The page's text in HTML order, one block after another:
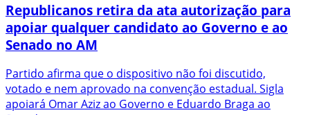
Republicanos retira da ata autorização para
apoiar qualquer candidato ao Governo e ao
Senado no AM
Partido afirma que o dispositivo não foi discutido,
votado e nem aprovado na convenção estadual. Sigla
apoiará Omar Aziz ao Governo e Eduardo Braga ao